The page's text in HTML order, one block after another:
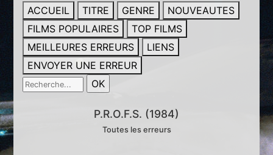
ACCUEIL TITRE GENRE
NOUVEAUTES
FILMS POPULAIRES
TOP FILMS
MEILLEURES ERREURS
LIENS
ENVOYER UNE ERREUR
P.R.O.F.S. (1984)
Toutes les erreurs